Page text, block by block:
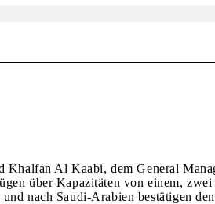
Khalfan Al Kaabi, dem General
über Kapazitäten von einem, zwei
nach Saudi-Arabien bestätigen den